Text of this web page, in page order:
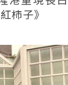
柿子》